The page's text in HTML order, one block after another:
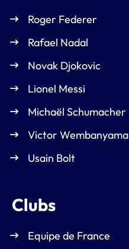
Roger Federer
Rafael Nadal
Novak Djokovic
Lionel Messi
Michaël Schumacher
Victor Wembanyama
Usain Bolt
Clubs
Equipe de France